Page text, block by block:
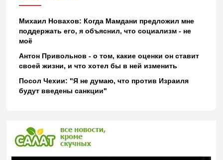
Михаил Новахов: Когда Мамдани предложил мне
поддержать его, я объяснил, что социализм - не
моё
Антон Привольнов - о том, какие оценки он ставит
своей жизни, и что хотел бы в ней изменить
Посол Чехии: "Я не думаю, что против Израиля
будут введены санкции"